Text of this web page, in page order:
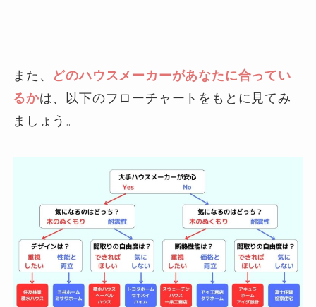
また、
どのハウスメーカーがあなたに合ってい
るかは、以下のフローチャートをもとに見てみ
ましょう。